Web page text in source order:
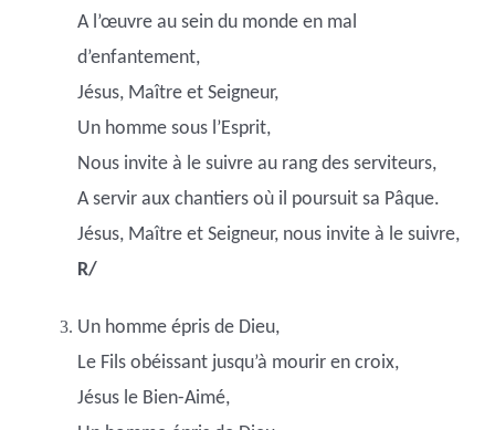
A l’œuvre au sein du monde en mal
d’enfantement,
Jésus, Maître et Seigneur,
Un homme sous l’Esprit,
Nous invite à le suivre au rang des serviteurs,
A servir aux chantiers où il poursuit sa Pâque.
Jésus, Maître et Seigneur, nous invite à le suivre,
R/
Un homme épris de Dieu,
Le Fils obéissant jusqu’à mourir en croix,
Jésus le Bien-Aimé,